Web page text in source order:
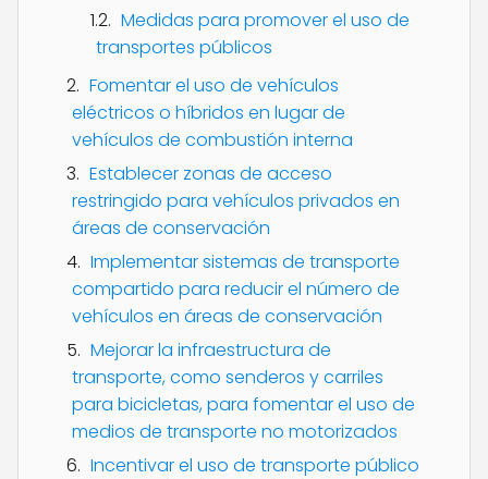
Medidas para promover el uso de
transportes públicos
Fomentar el uso de vehículos
eléctricos o híbridos en lugar de
vehículos de combustión interna
Establecer zonas de acceso
restringido para vehículos privados en
áreas de conservación
Implementar sistemas de transporte
compartido para reducir el número de
vehículos en áreas de conservación
Mejorar la infraestructura de
transporte, como senderos y carriles
para bicicletas, para fomentar el uso de
medios de transporte no motorizados
Incentivar el uso de transporte público